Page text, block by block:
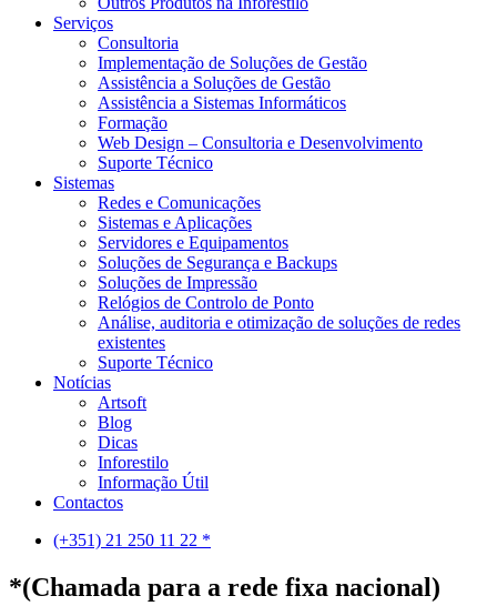
Serviços
Consultoria
Implementação de Soluções de Gestão
Assistência a Soluções de Gestão
Assistência a Sistemas Informáticos
Formação
Web Design – Consultoria e Desenvolvimento
Suporte Técnico
Sistemas
Redes e Comunicações
Sistemas e Aplicações
Servidores e Equipamentos
Soluções de Segurança e Backups
Soluções de Impressão
Relógios de Controlo de Ponto
Análise, auditoria e otimização de soluções de redes
existentes
Suporte Técnico
Notícias
Artsoft
Blog
Dicas
Inforestilo
Informação Útil
Contactos
(+351) 21 250 11 22 *
*(Chamada para a rede fixa nacional)